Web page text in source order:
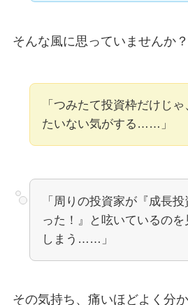
そんな風に思っていませんか？
「つみたて投資枠だけじ
たいない気がする……」
「周りの投資家が『成長
った！』と呟いているの
しまう……」
その気持ち、痛いほどよく分